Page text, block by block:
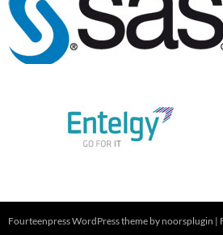
Fourteenpress WordPress theme by noorsplugin |